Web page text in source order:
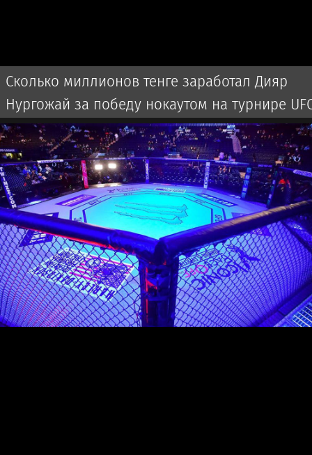
Сколько миллионов тенге заработал Дияр
Нургожай за победу нокаутом на турнире